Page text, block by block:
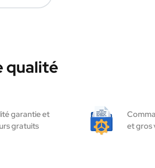
qualité
garantie et
gratuits
et gros